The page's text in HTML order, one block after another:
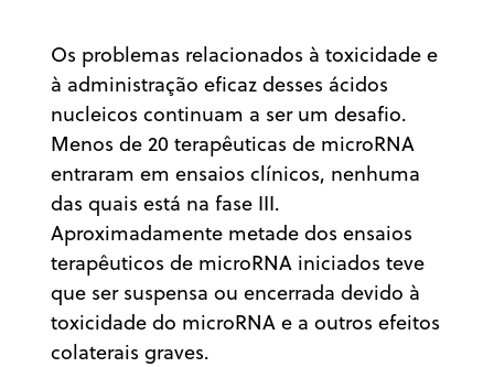
Os problemas relacionados à toxicidade e
à administração eficaz desses ácidos
nucleicos continuam a ser um desafio.
Menos de 20 terapêuticas de microRNA
entraram em ensaios clínicos, nenhuma
das quais está na fase III.
Aproximadamente metade dos ensaios
terapêuticos de microRNA iniciados teve
que ser suspensa ou encerrada devido à
toxicidade do microRNA e a outros efeitos
colaterais graves.